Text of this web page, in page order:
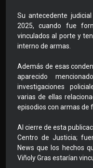
Su antecedente
2025, cuando fue
vinculados al porte y
interno de armas.
Además de esas
aparecido
investigaciones
varias de ellas
episodios con armas de
Al cierre de esta
Centro de Justicia;
News que los hechos
Viñoly Gras estarían